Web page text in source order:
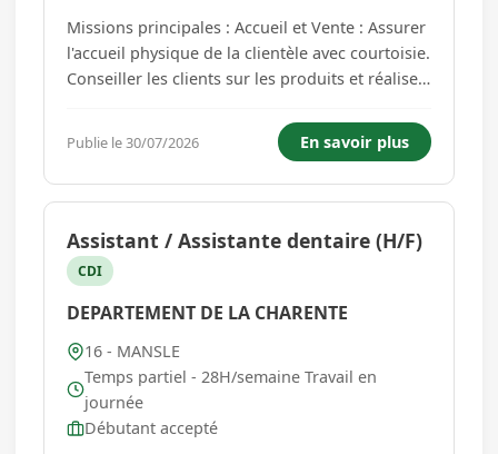
Missions principales : Accueil et Vente : Assurer
l'accueil physique de la clientèle avec courtoisie.
Conseiller les clients sur les produits et réaliser
vente : Assurer la mise en place et le rayonnage
des produits (pain, viennoiseries, pâtisseries...
Publie le 30/07/2026 En savoir plus
Assistant / Assistante dentaire (H/F)
CDI
DEPARTEMENT DE LA CHARENTE
16 - MANSLE
Temps partiel - 28H/semaine Travail en
journée
Débutant accepté